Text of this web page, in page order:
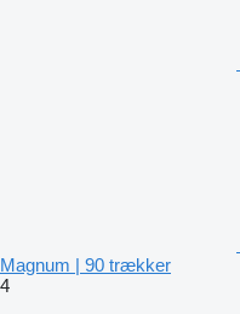
Magnum | 90 trækker
4